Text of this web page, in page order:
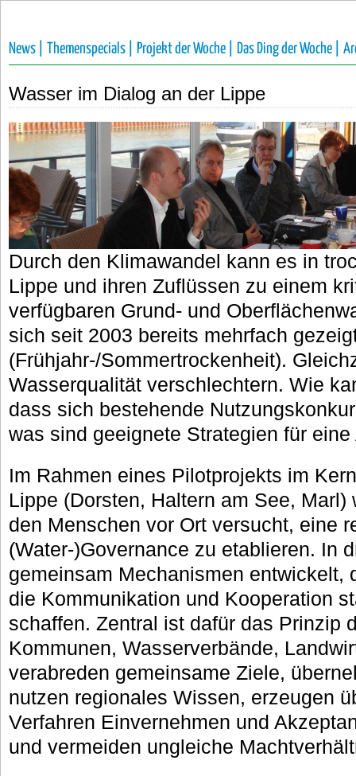
News | Themenspecials | Projekt der Woche | Das Ding der Woche |
Wasser im Dialog an der Lippe
Durch den Klimawandel kann es in
Lippe und ihren Zuflüssen zu einem
verfügbaren Grund- und
sich seit 2003 bereits mehrfach
(Frühjahr-/Sommertrockenheit).
Wasserqualität verschlechtern. Wie
dass sich bestehende
was sind geeignete Strategien für
Im Rahmen eines Pilotprojekts im
Lippe (Dorsten, Haltern am See,
den Menschen vor Ort versucht, eine
(Water-)Governance zu etablieren. In
gemeinsam Mechanismen entwickelt,
die Kommunikation und Kooperation
schaffen. Zentral ist dafür das Prinzip
Kommunen, Wasserverbände,
verabreden gemeinsame Ziele,
nutzen regionales Wissen, erzeugen
Verfahren Einvernehmen und
und vermeiden ungleiche